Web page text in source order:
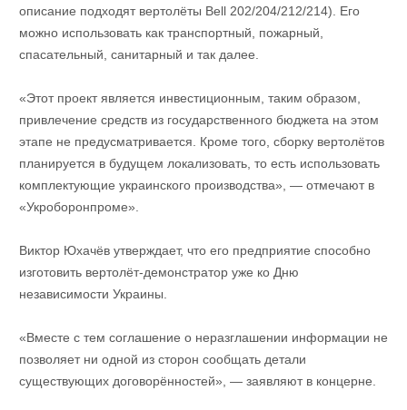
описание подходят вертолёты Bell 202/204/212/214). Его
можно использовать как транспортный, пожарный,
спасательный, санитарный и так далее.
«Этот проект является инвестиционным, таким образом,
привлечение средств из государственного бюджета на этом
этапе не предусматривается. Кроме того, сборку вертолётов
планируется в будущем локализовать, то есть использовать
комплектующие украинского производства», — отмечают в
«Укроборонпроме».
Виктор Юхачёв утверждает, что его предприятие способно
изготовить вертолёт-демонстратор уже ко Дню
независимости Украины.
«Вместе с тем соглашение о неразглашении информации не
позволяет ни одной из сторон сообщать детали
существующих договорённостей», — заявляют в концерне.